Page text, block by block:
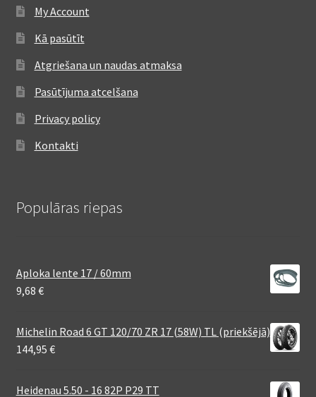
My Account
Kā pasūtīt
Atgriešana un naudas atmaksa
Pasūtījuma atcelšana
Privacy policy
Kontakti
Populāras riepas
Aploka lente 17 / 60mm
9,68 €
Michelin Road 6 GT 120/70 ZR 17 (58W) TL (priekšējā)
144,95 €
Heidenau 5.50 - 16 82P P29 TT